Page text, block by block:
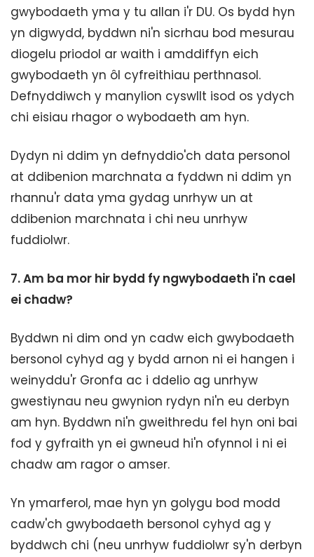
gwybodaeth yma y tu allan i'r DU. Os bydd hyn
yn digwydd, byddwn ni'n sicrhau bod mesurau
diogelu priodol ar waith i amddiffyn eich
gwybodaeth yn ôl cyfreithiau perthnasol.
Defnyddiwch y manylion cyswllt isod os ydych
chi eisiau rhagor o wybodaeth am hyn.
Dydyn ni ddim yn defnyddio'ch data personol
at ddibenion marchnata a fyddwn ni ddim yn
rhannu'r data yma gydag unrhyw un at
ddibenion marchnata i chi neu unrhyw
fuddiolwr.
7.Am ba mor hir bydd fy ngwybodaeth i'n cael
ei chadw?
Byddwn ni dim ond yn cadw eich gwybodaeth
bersonol cyhyd ag y bydd arnon ni ei hangen i
weinyddu'r Gronfa ac i ddelio ag unrhyw
gwestiynau neu gwynion rydyn ni'n eu derbyn
am hyn. Byddwn ni'n gweithredu fel hyn oni bai
fod y gyfraith yn ei gwneud hi'n ofynnol i ni ei
chadw am ragor o amser.
Yn ymarferol, mae hyn yn golygu bod modd
cadw'ch gwybodaeth bersonol cyhyd ag y
byddwch chi (neu unrhyw fuddiolwr sy'n derbyn